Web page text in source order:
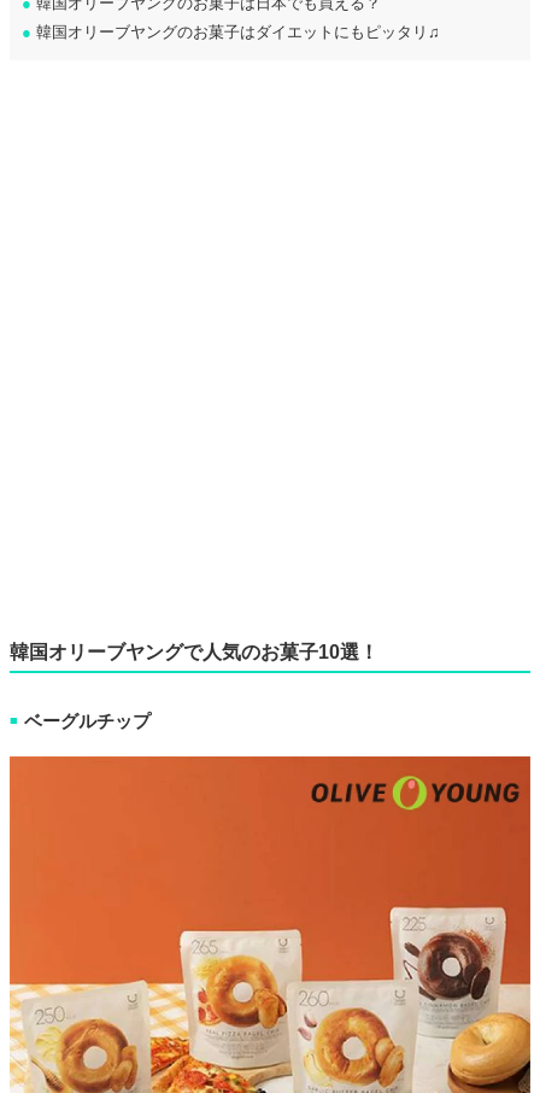
● 韓国オリーブヤングのお菓子はダイエットにもピッタリ♫
韓国オリーブヤングで人気のお菓子10選！
■ ベーグルチップ